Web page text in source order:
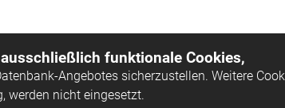
ausschließlich funktionale Cookies,
Angebotes sicherzustellen. Weitere
werden nicht eingesetzt.